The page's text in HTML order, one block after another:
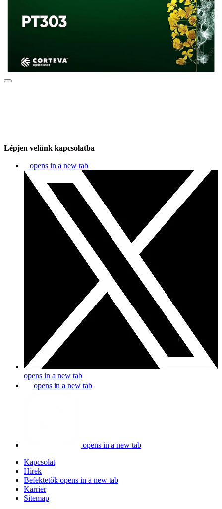
Lépjen velünk kapcsolatba
opens in a new tab
opens in a new tab
opens in a new tab
opens in a new tab
Kapcsolat
Hírek
Befektetők opens in a new tab
Karrier
Sitemap